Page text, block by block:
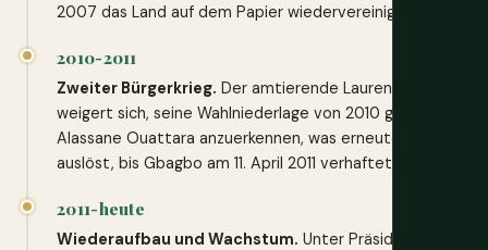
2007 das Land auf dem Papier wiedervereinigt.
2010-2011
Zweiter Bürgerkrieg. Der amtierende Laurent Gbagbo
weigert sich, seine Wahlniederlage von 2010 gegen
Alassane Ouattara anzuerkennen, was erneute Kämpfe
auslöst, bis Gbagbo am 11. April 2011 verhaftet wird.
2011-heute
Wiederaufbau und Wachstum. Unter Präsident